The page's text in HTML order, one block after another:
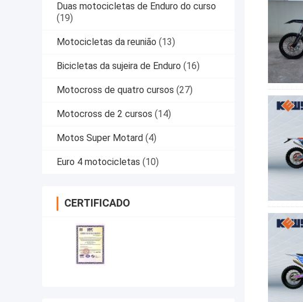
Duas motocicletas de Enduro do curso
(19)
Motocicletas da reunião (13)
Bicicletas da sujeira de Enduro (16)
Motocross de quatro cursos (27)
Motocross de 2 cursos (14)
Motos Super Motard (4)
Euro 4 motocicletas (10)
CERTIFICADO